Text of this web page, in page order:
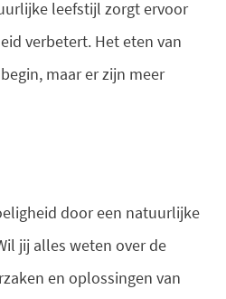
leefstijl zorgt ervoor
verbetert. Het eten van
maar er zijn meer
door een natuurlijke
jij alles weten over de
en oplossingen van